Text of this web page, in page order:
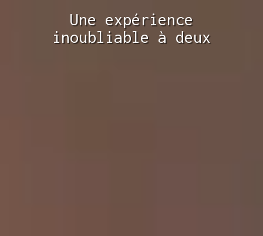
Une expérience
inoubliable à deux